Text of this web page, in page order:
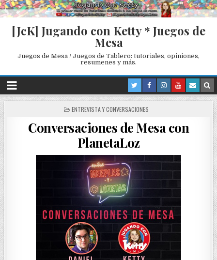
[JcK] Jugando con Ketty * Juegos de
Mesa
Juegos de Mesa / Juegos de Tablero: tutoriales, opiniones,
resumenes y más.
P
S
T
ENTREVISTA Y CONVERSACIONES
Conversaciones de Mesa con
PlanetaLoz